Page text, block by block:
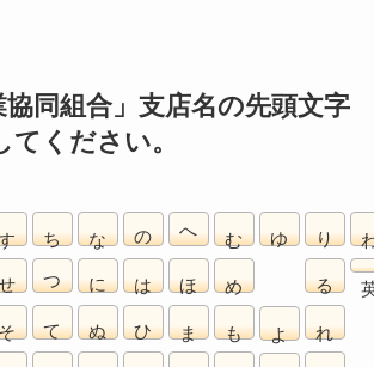
協同組合」支店名の先頭文字
ください。
す
せ
そ
ち
つ
て
な
に
ぬ
の
は
ひ
へ
ほ
ま
む
め
も
ゆ
よ
り
る
れ